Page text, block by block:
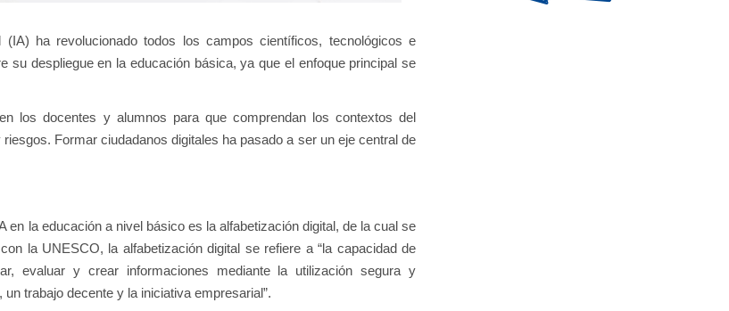
ha revolucionado todos los campos científicos, tecnológicos e
su despliegue en la educación básica, ya que el enfoque principal se
los docentes y alumnos para que comprendan los contextos del
Formar ciudadanos digitales ha pasado a ser un eje central de
en la educación a nivel básico es la alfabetización digital, de la cual se
la UNESCO, la alfabetización digital se refiere a “la capacidad de
evaluar y crear informaciones mediante la utilización segura y
trabajo decente y la iniciativa empresarial”.